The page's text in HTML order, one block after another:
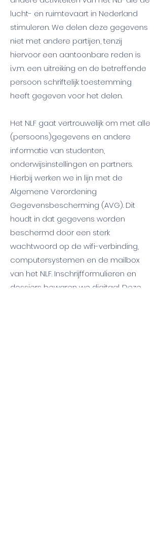
lucht- en ruimtevaart in Nederland
stimuleren. We delen deze gegevens
niet met andere partijen, tenzij
hiervoor een aantoonbare reden is
i.v.m. een uitreiking en de betreffende
persoon schriftelijk toestemming
heeft gegeven voor het delen.
Het NLF gaat vertrouwelijk om met alle
(persoons)gegevens en andere
informatie van studenten,
onderwijsinstellingen en partners.
Hierbij werken we in lijn met de
Algemene Verordening
Gegevensbescherming (AVG). Dit
houdt in dat gegevens worden
beschermd door een sterk
wachtwoord op de wifi-verbinding,
computersystemen en de mailbox
van het NLF. Inschrijfformulieren en
dossiers bewaren we digitaal. Deze